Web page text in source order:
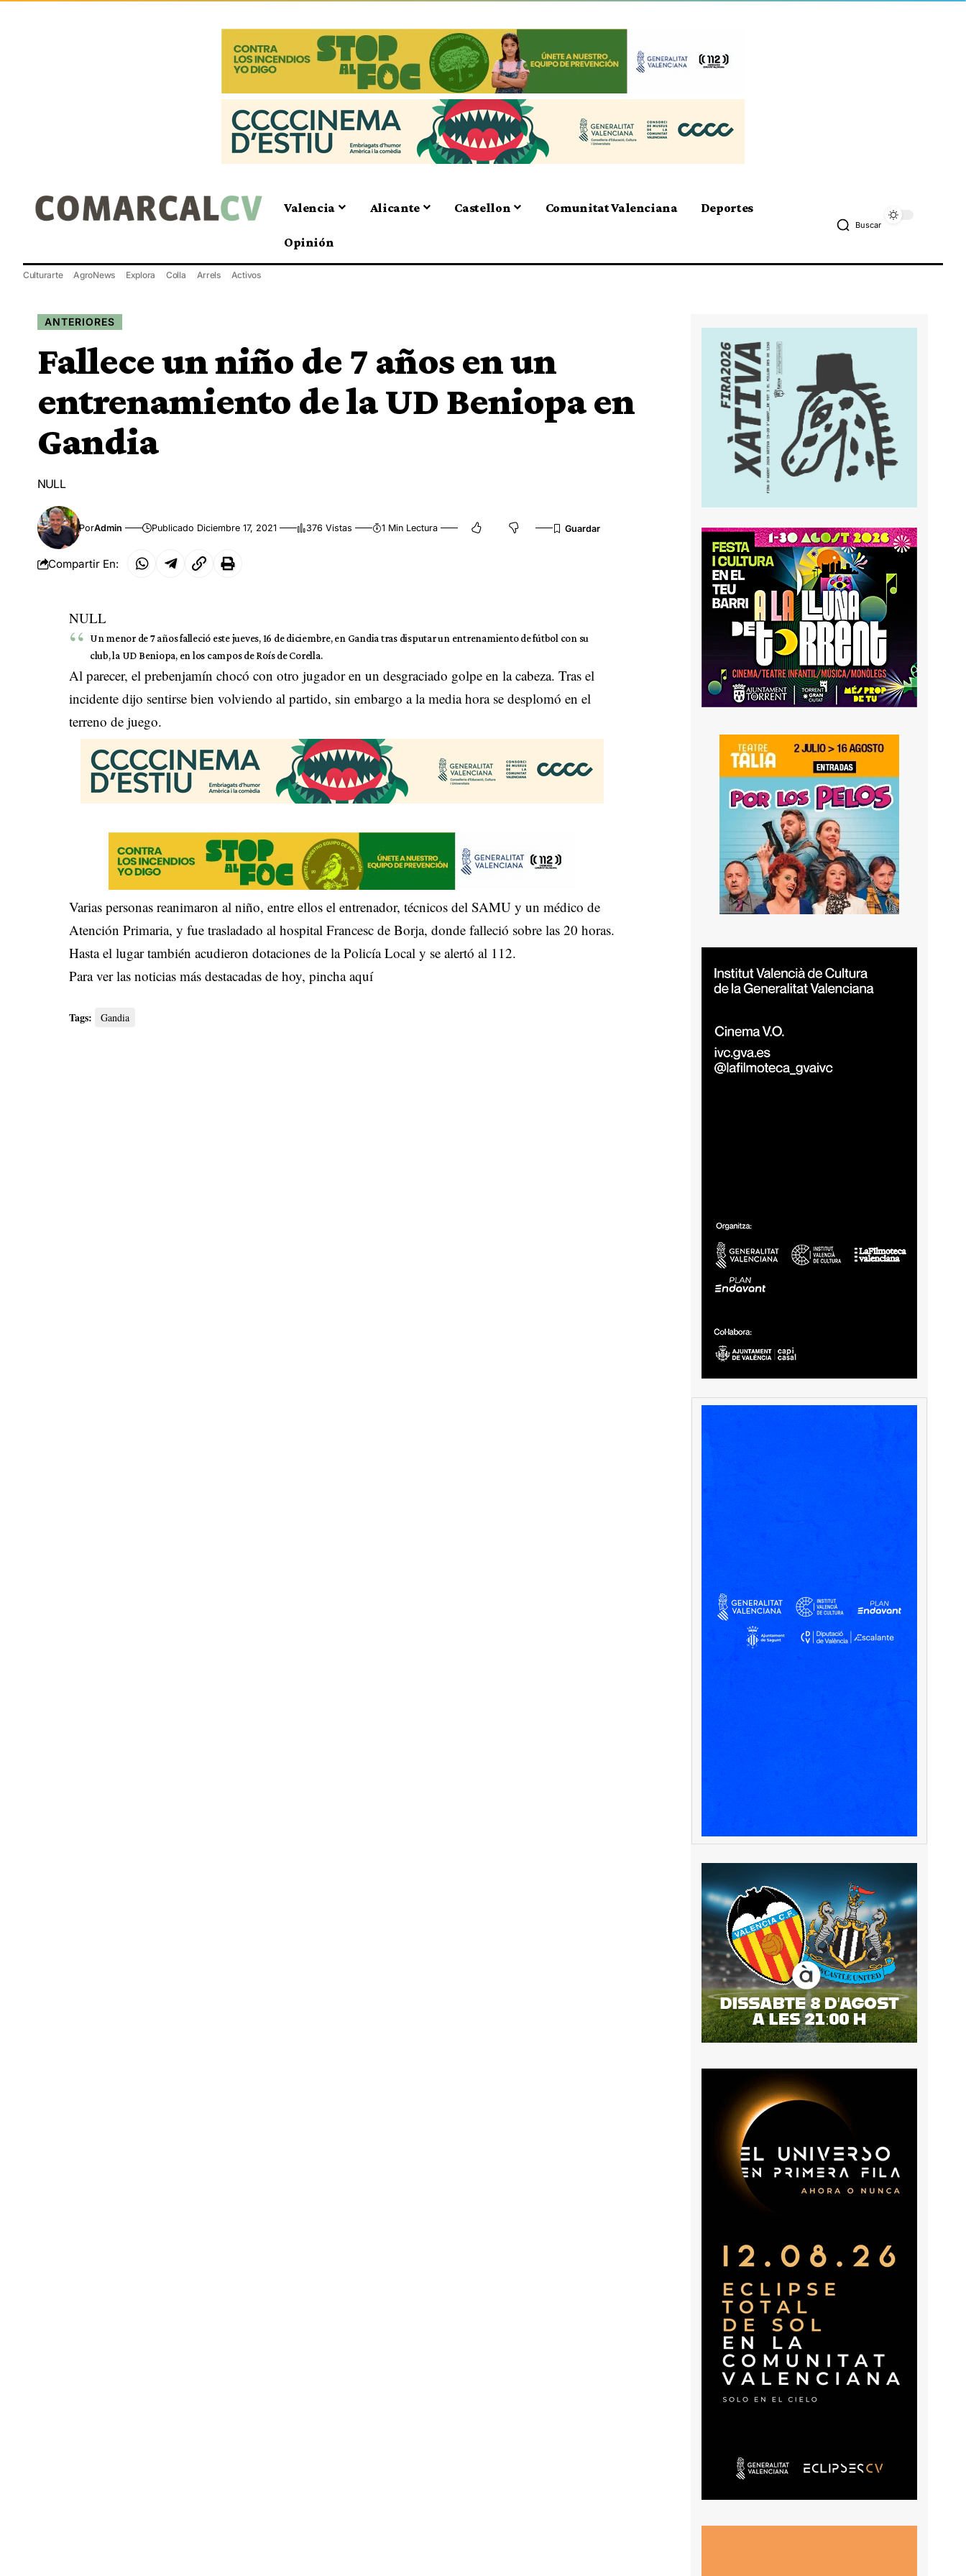
Valencia Alicante Castellon Comunitat Valenciana Deportes
Opinión
Buscar
Culturarte AgroNews Explora Colla Arrels Activos
ANTERIORES
Fallece un niño de 7 años en un
entrenamiento de la UD Beniopa en
Gandia
NULL
PorAdmin Publicado Diciembre 17, 2021 376 Vistas 1 Min Lectura
Compartir En:
NULL
Un menor de 7 años falleció este jueves, 16 de diciembre, en Gandia tras disputar un entrenamiento de fútbol con su
club, la UD Beniopa, en los campos de Roís de Corella.
Al parecer, el prebenjamín chocó con otro jugador en un desgraciado golpe en la cabeza. Tras el
incidente dijo sentirse bien volviendo al partido, sin embargo a la media hora se desplomó en el
terreno de juego.
Varias personas reanimaron al niño, entre ellos el entrenador, técnicos del SAMU y un médico de
Atención Primaria, y fue trasladado al hospital Francesc de Borja, donde falleció sobre las 20 horas.
Hasta el lugar también acudieron dotaciones de la Policía Local y se alertó al 112.
Para ver las noticias más destacadas de hoy,pincha aquí
Tags: Gandia